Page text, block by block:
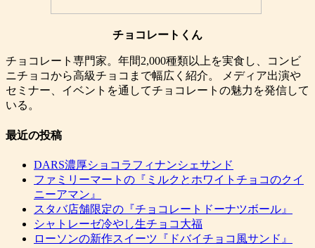
チョコレートくん
チョコレート専門家。年間2,000種類以上を実食し、コンビ
ニチョコから高級チョコまで幅広く紹介。 メディア出演や
セミナー、イベントを通してチョコレートの魅力を発信して
いる。
最近の投稿
DARS濃厚ショコラフィナンシェサンド
ファミリーマートの『ミルクとホワイトチョコのクイ
ニーアマン』
スタバ店舗限定の『チョコレートドーナツボール』
シャトレーゼ冷やし生チョコ大福
ローソンの新作スイーツ『ドバイチョコ風サンド』